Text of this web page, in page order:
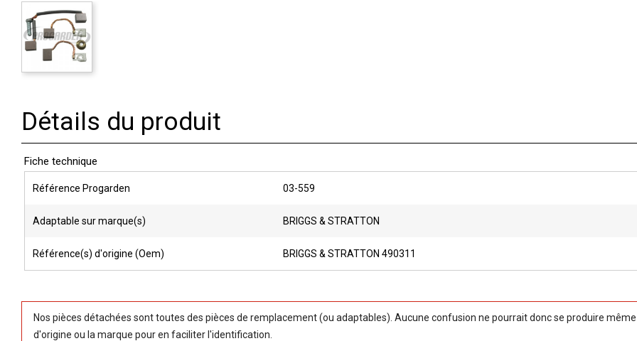
Détails du produit
Fiche technique
Référence Progarden 03-559
Adaptable sur marque(s) BRIGGS & STRATTON
Référence(s) d'origine (Oem) BRIGGS & STRATTON 490311
Nos pièces détachées sont toutes des pièces de remplacement (ou adaptables). Aucune confusion ne pourrait donc se produire
d'origine ou la marque pour en faciliter l'identification.